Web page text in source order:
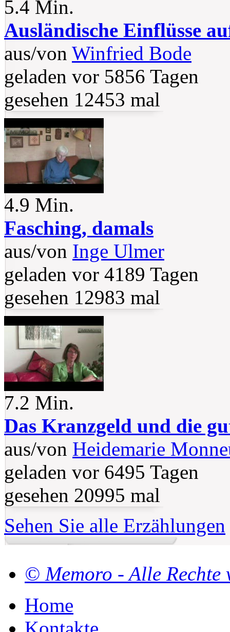
5.4 Min.
Ausländische Einflüsse
aus/von Winfried Bode
geladen vor 5856 Tagen
gesehen 12453 mal
4.9 Min.
Fasching, damals
aus/von Inge Ulmer
geladen vor 4189 Tagen
gesehen 12983 mal
7.2 Min.
Das Kranzgeld und die
aus/von Heidemarie
geladen vor 6495 Tagen
gesehen 20995 mal
Sehen Sie alle Erzählungen
© Memoro - Alle Rechte
Home